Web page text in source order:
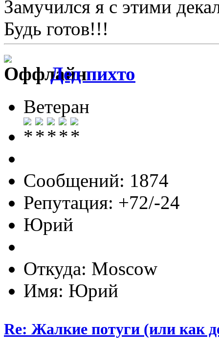
Замучился я с этими
Будь готов!!!
Дед пихто
Ветеран
Сообщений: 1874
Репутация: +72/-24
Юрий
Откуда: Moscow
Имя: Юрий
Re: Жалкие потуги (или как